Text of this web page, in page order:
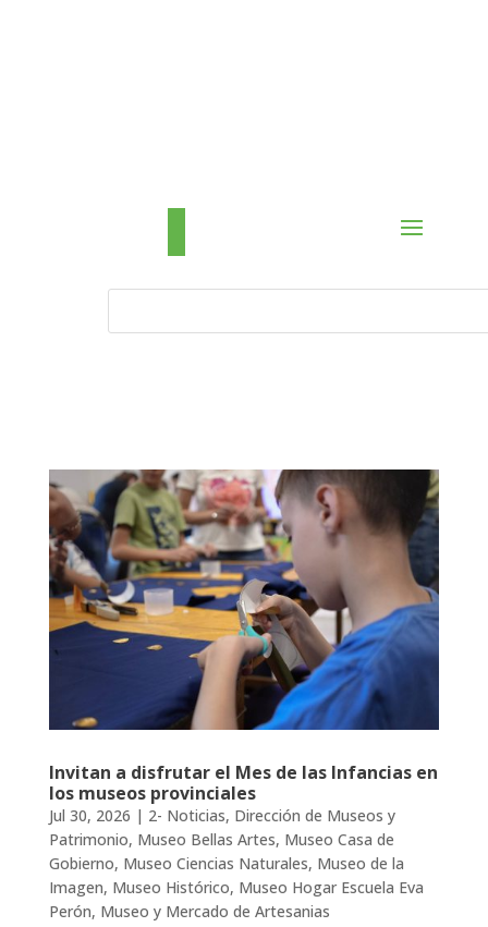
Invitan a disfrutar el Mes de las Infancias en
los museos provinciales
Jul 30, 2026 | 2- Noticias, Dirección de Museos y
Patrimonio, Museo Bellas Artes, Museo Casa de
Gobierno, Museo Ciencias Naturales, Museo de la
Imagen, Museo Histórico, Museo Hogar Escuela Eva
Perón, Museo y Mercado de Artesanias